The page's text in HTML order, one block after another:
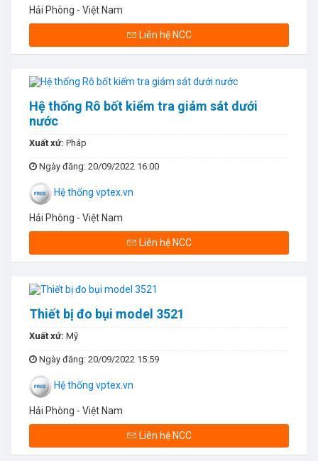
Hải Phòng - Việt Nam
Liên hệ NCC
Hệ thống Rô bốt kiểm tra giám sát dưới
nước
Xuất xứ: Pháp
Ngày đăng: 20/09/2022 16:00
Hệ thống vptex.vn
Hải Phòng - Việt Nam
Liên hệ NCC
Thiết bị đo bụi model 3521
Xuất xứ: Mỹ
Ngày đăng: 20/09/2022 15:59
Hệ thống vptex.vn
Hải Phòng - Việt Nam
Liên hệ NCC